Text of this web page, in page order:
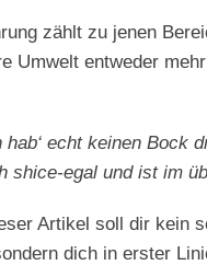
zählt zu jenen
Umwelt entweder
hab‘ echt keinen Bock
shice-egal und ist im
Artikel soll dir kein
dich in erster